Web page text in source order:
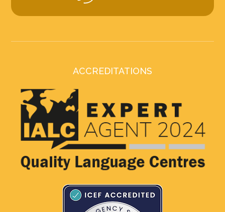
ACCREDITATIONS